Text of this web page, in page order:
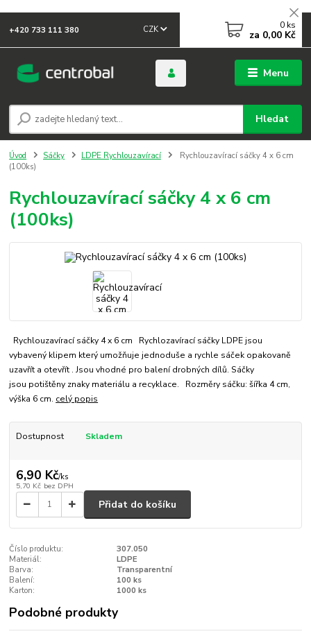
Menu
CZK
Hledat
+420 733 111 380 0 ks
za 0,00 Kč
Úvod Sáčky LDPE Rychlouzavírací
Rychlouzavírací sáčky 4 x 6 cm
(100ks)
Rychlouzavírací sáčky 4 x 6 cm
(100ks)
Rychlouzavírací sáčky 4 x 6 cm Rychlozavírací sáčky LDPE jsou
vybavený klipem který umožňuje jednoduše a rychle sáček opakovaně
uzavřít a otevřít . Jsou vhodné pro balení drobných dílů. Sáčky
jsou potištěny znaky materiálu a recyklace. Rozměry sáčku: šířka 4 cm,
výška 6 cm. celý popis
Dostupnost Skladem
6,90 Kč/ks
5,70 Kč bez DPH
Přidat do košíku
Číslo produktu:
307.050
Materiál:
LDPE
Barva:
Transparentní
Balení:
100 ks
Karton:
1000 ks
Podobné produkty